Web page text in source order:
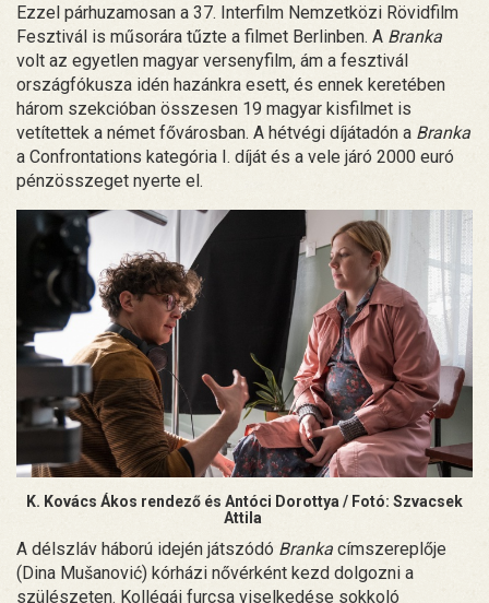
Ezzel párhuzamosan a 37. Interfilm Nemzetközi Rövidfilm
Fesztivál is műsorára tűzte a filmet Berlinben. A Branka
volt az egyetlen magyar versenyfilm, ám a fesztivál
országfókusza idén hazánkra esett, és ennek keretében
három szekcióban összesen 19 magyar kisfilmet is
vetítettek a német fővárosban. A hétvégi díjátadón a Branka
a Confrontations kategória I. díját és a vele járó 2000 euró
pénzösszeget nyerte el.
K. Kovács Ákos rendező és Antóci Dorottya / Fotó: Szvacsek
Attila
A délszláv háború idején játszódó Branka címszereplője
(Dina Mušanović) kórházi nővérként kezd dolgozni a
szülészeten. Kollégái furcsa viselkedése sokkoló